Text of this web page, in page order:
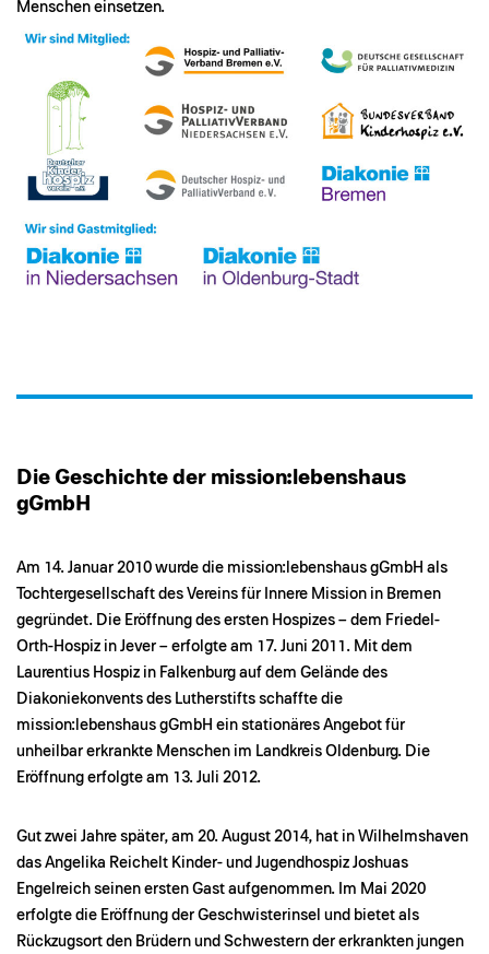
Menschen einsetzen.
Die Geschichte der mission:lebenshaus
gGmbH
Am 14. Januar 2010 wurde die mission:lebenshaus gGmbH als
Tochtergesellschaft des Vereins für Innere Mission in Bremen
gegründet. Die Eröffnung des ersten Hospizes – dem Friedel-
Orth-Hospiz in Jever – erfolgte am 17. Juni 2011. Mit dem
Laurentius Hospiz in Falkenburg auf dem Gelände des
Diakoniekonvents des Lutherstifts schaffte die
mission:lebenshaus gGmbH ein stationäres Angebot für
unheilbar erkrankte Menschen im Landkreis Oldenburg. Die
Eröffnung erfolgte am 13. Juli 2012.
Gut zwei Jahre später, am 20. August 2014, hat in Wilhelmshaven
das Angelika Reichelt Kinder- und Jugendhospiz Joshuas
Engelreich seinen ersten Gast aufgenommen. Im Mai 2020
erfolgte die Eröffnung der Geschwisterinsel und bietet als
Rückzugsort den Brüdern und Schwestern der erkrankten jungen